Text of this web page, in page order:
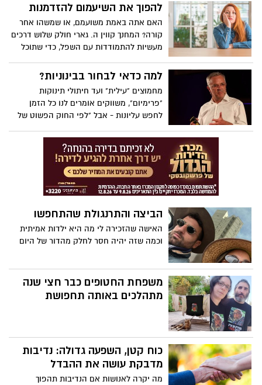
ופרופסור לפסיכולוגיה קילי מוסקטל. היא
חוקרת את הקשר בין מצב הרוח שלך לבין
המערכת הדלקתית שלך, והיא מציעה סיבה
אבולוציונית מדוע חולי עלול לגרום לך להרגיש
להפוך את השיעמום להזדמנות
האם אתה באמת משועמם, או שמשהו אחר
קורה? המחנך קווין ה. גארי חולק שלוש דרכים
מעשיות להתמודדות עם השפל, כדי שתוכל
רגשות לסמוך ולמנות את הבעיה האמיתית.
למה כדאי לבחור בבינוניות?
מחמוצים "עילית" ועד חיתולי תינוקות
"פרימיום", משווקים אומרים לנו כל הזמן
לחפש עליונות - אבל "לפי החוק הפשוט של
יותר", אומר סוציו-בלשנית קריספין ת'רו. הוא
מזמין אותנו לאמץ את הבינוניות לשם שינוי,
ומציע דרך אחרת לסיפוק ללא השוואה.
הביצה והתרנגולת שהתחפשו
האישה שהזכירה לי מה היא ילדות אמיתית
וכמה שזה יהיה חסר לחלק מהדור של היום
משפחת החטופים כבר חצי שנה
מתהלכים באותה תחפושת
כוח קטן, השפעה גדולה: נדיבות
מדבקת עושה את ההבדל
מה יקרה לאנושות אם הנדיבות תהפוך